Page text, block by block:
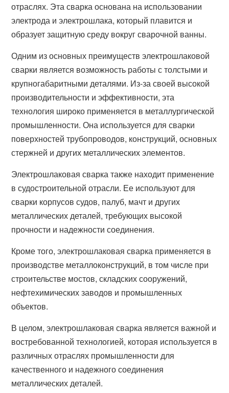
отраслях. Эта сварка основана на использовании
электрода и электрошлака, который плавится и
образует защитную среду вокруг сварочной ванны.
Одним из основных преимуществ электрошлаковой
сварки является возможность работы с толстыми и
крупногабаритными деталями. Из-за своей высокой
производительности и эффективности, эта
технология широко применяется в металлургической
промышленности. Она используется для сварки
поверхностей трубопроводов, конструкций, основных
стержней и других металлических элементов.
Электрошлаковая сварка также находит применение
в судостроительной отрасли. Ее используют для
сварки корпусов судов, палуб, мачт и других
металлических деталей, требующих высокой
прочности и надежности соединения.
Кроме того, электрошлаковая сварка применяется в
производстве металлоконструкций, в том числе при
строительстве мостов, складских сооружений,
нефтехимических заводов и промышленных
объектов.
В целом, электрошлаковая сварка является важной и
востребованной технологией, которая используется в
различных отраслях промышленности для
качественного и надежного соединения
металлических деталей.